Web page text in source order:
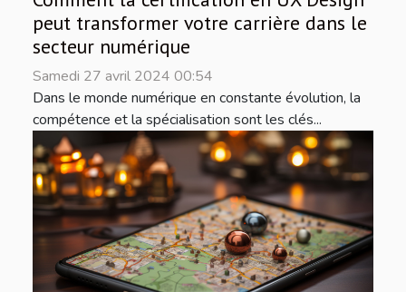
peut transformer votre carrière dans le
secteur numérique
Samedi 27 avril 2024 00:54
Dans le monde numérique en constante évolution, la
compétence et la spécialisation sont les clés...